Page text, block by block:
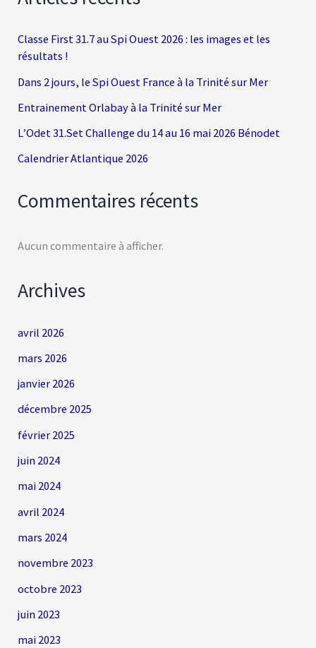
Classe First 31.7 au Spi Ouest 2026 : les images et les
résultats !
Dans 2 jours, le Spi Ouest France à la Trinité sur Mer
Entrainement Orlabay à la Trinité sur Mer
L’Odet 31.Set Challenge du 14 au 16 mai 2026 Bénodet
Calendrier Atlantique 2026
Commentaires récents
Aucun commentaire à afficher.
Archives
avril 2026
mars 2026
janvier 2026
décembre 2025
février 2025
juin 2024
mai 2024
avril 2024
mars 2024
novembre 2023
octobre 2023
juin 2023
mai 2023